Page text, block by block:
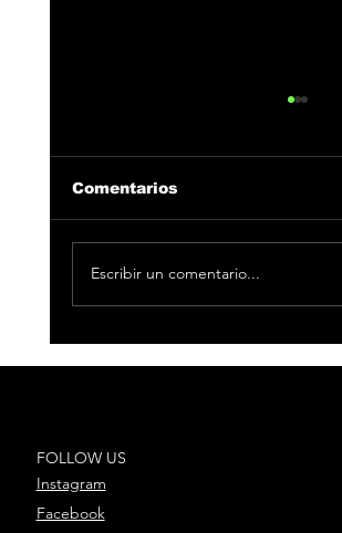
Comentarios
Escribir un comentario...
FOLLOW US
Instagram
Facebook